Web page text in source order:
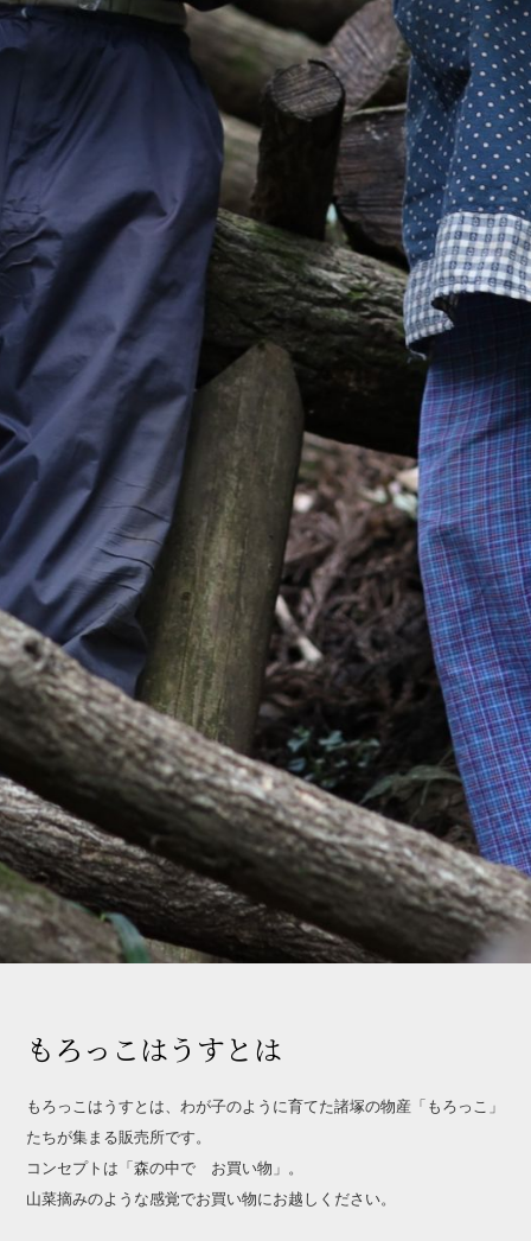
もろっこはうすとは
もろっこはうすとは、わが子のように育てた諸塚の物産「もろっこ」
たちが集まる販売所です。
コンセプトは「森の中で お買い物」。
山菜摘みのような感覚でお買い物にお越しください。